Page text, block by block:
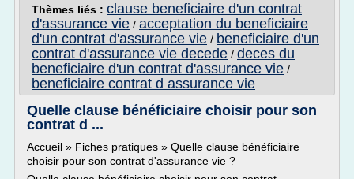
Thèmes liés : clause beneficiaire d'un contrat
d'assurance vie / acceptation du beneficiaire
d'un contrat d'assurance vie / beneficiaire d'un
contrat d'assurance vie decede / deces du
beneficiaire d'un contrat d'assurance vie /
beneficiaire contrat d assurance vie
Quelle clause bénéficiaire choisir pour son
contrat d ...
Accueil » Fiches pratiques » Quelle clause bénéficiaire
choisir pour son contrat d'assurance vie ?